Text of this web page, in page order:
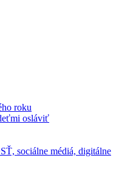
roku
osláviť
sociálne médiá, digitálne